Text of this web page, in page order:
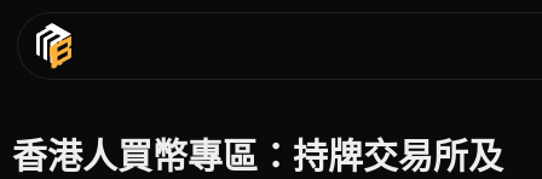
香港人買幣專區：持牌交易所及